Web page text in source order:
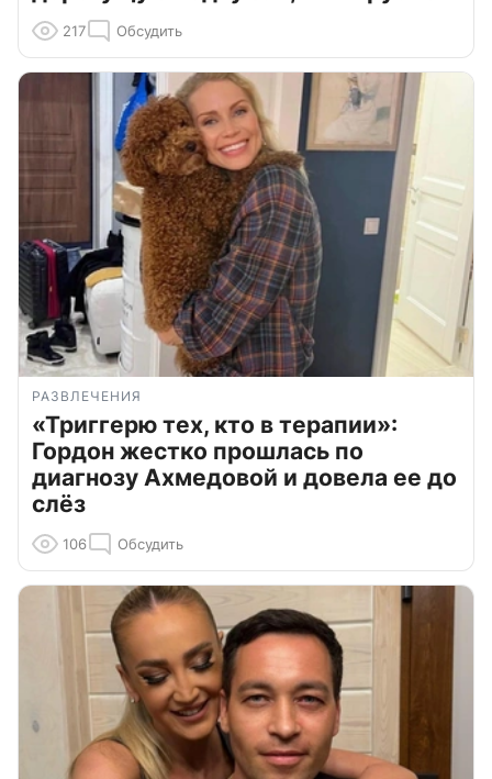
217 Обсудить
РАЗВЛЕЧЕНИЯ
«Триггерю тех, кто в терапии»:
Гордон жестко прошлась по
диагнозу Ахмедовой и довела ее до
слёз
106 Обсудить